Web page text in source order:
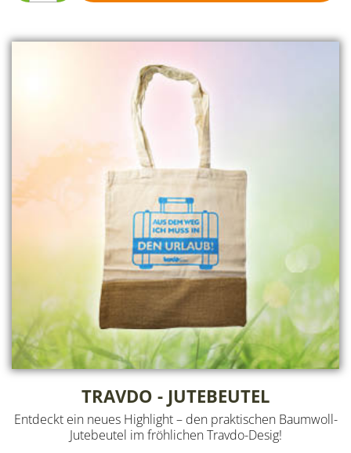
TRAVDO - JUTEBEUTEL
Entdeckt ein neues Highlight – den praktischen Baumwoll-
Jutebeutel im fröhlichen Travdo-Desig!